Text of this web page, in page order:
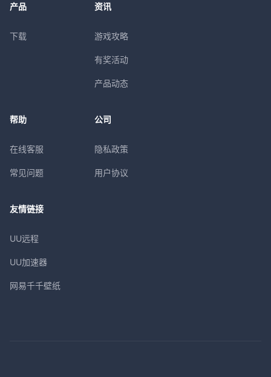
产品
下载
资讯
游戏攻略
有奖活动
产品动态
帮助
在线客服
常见问题
公司
隐私政策
用户协议
友情链接
UU远程
UU加速器
网易千千壁纸